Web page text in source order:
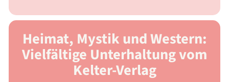
Heimat, Mystik und Western:
Vielfältige Unterhaltung vom
Kelter-Verlag